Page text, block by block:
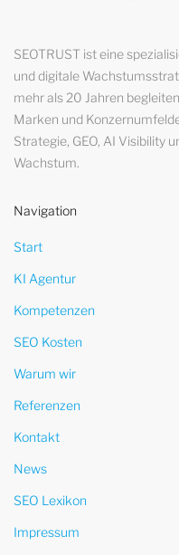
SEOTRUST ist eine
und digitale
mehr als 20 Jahren
Marken und
Strategie, GEO, AI Visibility
Wachstum.
Navigation
Start
KI Agentur
Kompetenzen
SEO Kosten
Warum wir
Referenzen
Kontakt
News
SEO Lexikon
Impressum